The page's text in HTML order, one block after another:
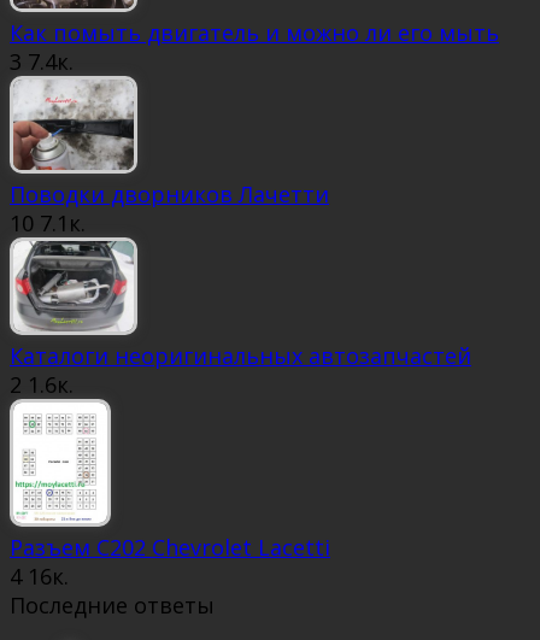
Как помыть двигатель и можно ли его мыть
3 7.4к.
Поводки дворников Лачетти
10 7.1к.
Каталоги неоригинальных автозапчастей
2 1.6к.
Разъем С202 Chevrolet Lacetti
4 16к.
Последние ответы